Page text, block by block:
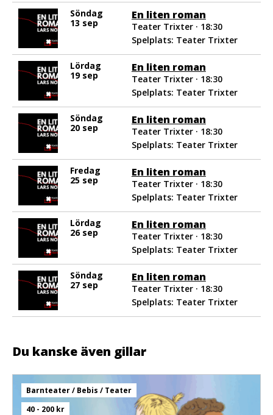
Söndag
13 sep
En liten roman
Teater Trixter · 18:30
Spelplats: Teater Trixter
Lördag
19 sep
En liten roman
Teater Trixter · 18:30
Spelplats: Teater Trixter
Söndag
20 sep
En liten roman
Teater Trixter · 18:30
Spelplats: Teater Trixter
Fredag
25 sep
En liten roman
Teater Trixter · 18:30
Spelplats: Teater Trixter
Lördag
26 sep
En liten roman
Teater Trixter · 18:30
Spelplats: Teater Trixter
Söndag
27 sep
En liten roman
Teater Trixter · 18:30
Spelplats: Teater Trixter
Du kanske även gillar
Barnteater / Bebis / Teater
40 - 200 kr